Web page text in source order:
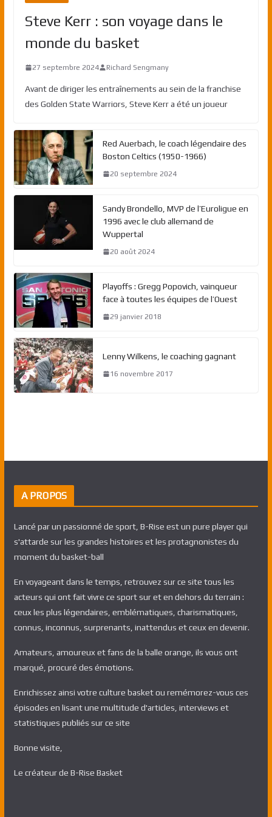
Steve Kerr : son voyage dans le
monde du basket
27 septembre 2024 Richard Sengmany
Avant de diriger les entraînements au sein de la franchise
des Golden State Warriors, Steve Kerr a été un joueur
Red Auerbach, le coach légendaire des
Boston Celtics (1950-1966)
20 septembre 2024
Sandy Brondello, MVP de l’Euroligue en
1996 avec le club allemand de
Wuppertal
20 août 2024
Playoffs : Gregg Popovich, vainqueur
face à toutes les équipes de l’Ouest
29 janvier 2018
Lenny Wilkens, le coaching gagnant
16 novembre 2017
A PROPOS
Lancé par un passionné de sport, B-Rise est un pure player qui
s'attarde sur les grandes histoires et les protagnonistes du
moment du basket-ball
En voyageant dans le temps, retrouvez sur ce site tous les
acteurs qui ont fait vivre ce sport sur et en dehors du terrain :
ceux les plus légendaires, emblématiques, charismatiques,
connus, inconnus, surprenants, inattendus et ceux en devenir.
Amateurs, amoureux et fans de la balle orange, ils vous ont
marqué, procuré des émotions.
Enrichissez ainsi votre culture basket ou remémorez-vous ces
épisodes en lisant une multitude d'articles, interviews et
statistiques publiés sur ce site
Bonne visite,
Le créateur de B-Rise Basket